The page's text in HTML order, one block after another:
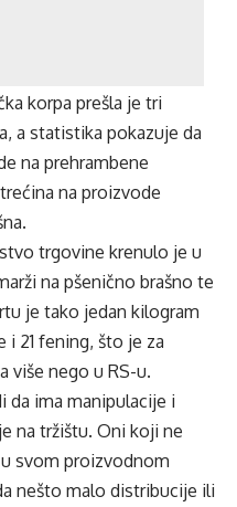
korpa prešla je tri
a statistika pokazuje da
na prehrambene
na proizvode
trgovine krenulo je u
na pšenično brašno te
je tako jedan kilogram
i 21 fening, što je za
više nego u RS-u.
da ima manipulacije i
na tržištu. Oni koji ne
svom proizvodnom
nešto malo distribucije ili